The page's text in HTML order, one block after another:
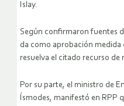
Islay.
Según confirmaron fuentes
da como aprobación medida
resuelva el citado recurso de
Por su parte, el ministro de
Ísmodes, manifestó en RPP